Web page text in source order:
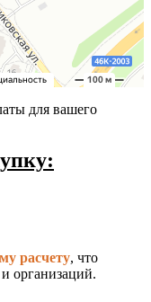
для вашего
расчету, что
организаций.